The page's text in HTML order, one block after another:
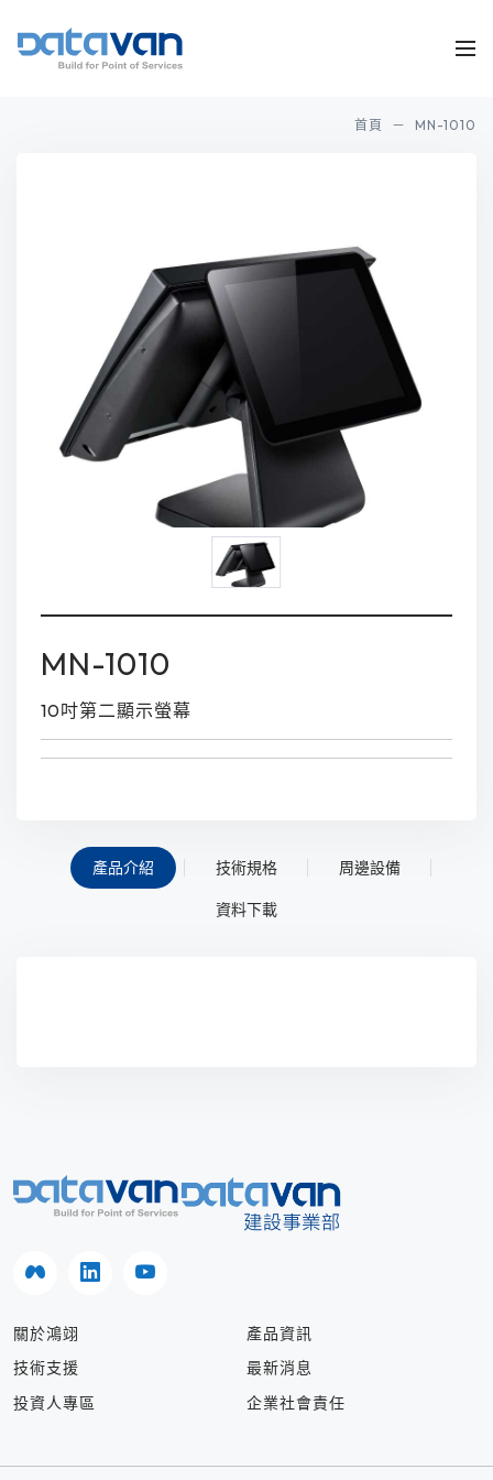
首頁 MN-1010
MN-1010
10吋第二顯示螢幕
產品介紹 技術規格 周邊設備
資料下載
關於鴻翊
產品資訊
技術支援
最新消息
投資人專區
企業社會責任